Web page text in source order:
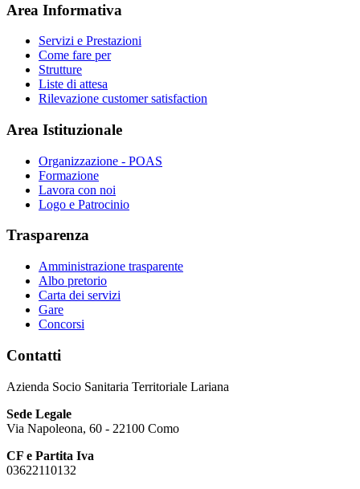
Area Informativa
Servizi e Prestazioni
Come fare per
Strutture
Liste di attesa
Rilevazione customer satisfaction
Area Istituzionale
Organizzazione - POAS
Formazione
Lavora con noi
Logo e Patrocinio
Trasparenza
Amministrazione trasparente
Albo pretorio
Carta dei servizi
Gare
Concorsi
Contatti
Azienda Socio Sanitaria Territoriale Lariana
Sede Legale
Via Napoleona, 60 - 22100 Como
CF e Partita Iva
03622110132